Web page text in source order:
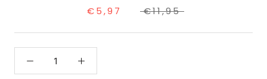
€5,97 €11,95